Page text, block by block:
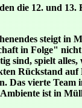
die 12. und 13.
steigt in
in Folge" nicht
sind, spielt
Rückstand
Das vierte
ist in